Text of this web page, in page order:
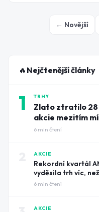
← Novější
🔥 Nejčtenější články
1 TRHY
Zlato ztratilo 28
akcie mezitím
6 min čtení
AKCIE
Rekordní kvartál
vyděsila trh víc,
6 min čtení
AKCIE